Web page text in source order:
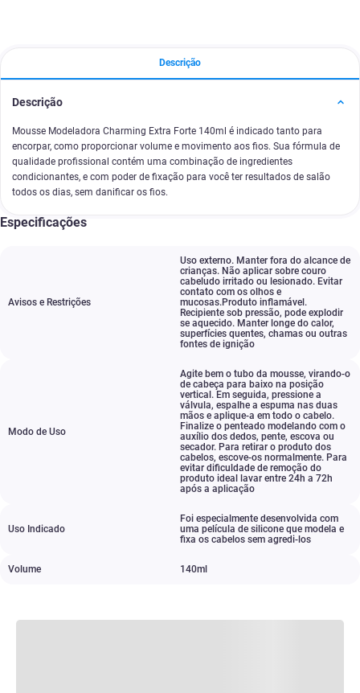
Descrição
Descrição
Mousse Modeladora Charming Extra Forte 140ml é indicado tanto para
encorpar, como proporcionar volume e movimento aos fios. Sua fórmula de
qualidade profissional contém uma combinação de ingredientes
condicionantes, e com poder de fixação para você ter resultados de salão
todos os dias, sem danificar os fios.
Especificações
Avisos e Restrições
Uso externo. Manter fora do alcance de
crianças. Não aplicar sobre couro
cabeludo irritado ou lesionado. Evitar
contato com os olhos e
mucosas.Produto inflamável.
Recipiente sob pressão, pode explodir
se aquecido. Manter longe do calor,
superfícies quentes, chamas ou outras
fontes de ignição
Modo de Uso
Agite bem o tubo da mousse, virando-o
de cabeça para baixo na posição
vertical. Em seguida, pressione a
válvula, espalhe a espuma nas duas
mãos e aplique-a em todo o cabelo.
Finalize o penteado modelando com o
auxílio dos dedos, pente, escova ou
secador. Para retirar o produto dos
cabelos, escove-os normalmente. Para
evitar dificuldade de remoção do
produto ideal lavar entre 24h a 72h
após a aplicação
Uso Indicado
Foi especialmente desenvolvida com
uma película de silicone que modela e
fixa os cabelos sem agredi-los
Volume 140ml